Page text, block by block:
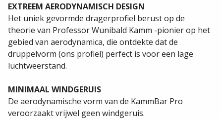
EXTREEM AERODYNAMISCH DESIGN
Het uniek gevormde dragerprofiel berust op de
theorie van Professor Wunibald Kamm -pionier op het
gebied van aerodynamica, die ontdekte dat de
druppelvorm (ons profiel) perfect is voor een lage
luchtweerstand.
MINIMAAL WINDGERUIS
De aerodynamische vorm van de KammBar Pro
veroorzaakt vrijwel geen windgeruis.